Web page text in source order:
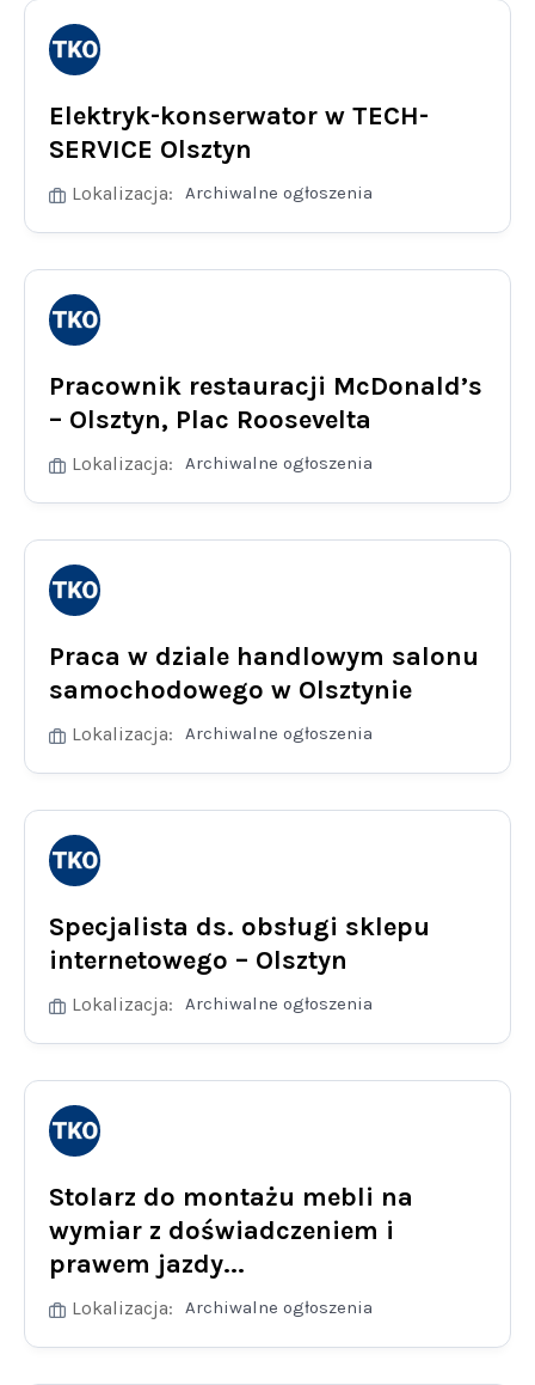
Elektryk-konserwator w TECH-
SERVICE Olsztyn
Lokalizacja: Archiwalne ogłoszenia
Pracownik restauracji McDonald’s
– Olsztyn, Plac Roosevelta
Lokalizacja: Archiwalne ogłoszenia
Praca w dziale handlowym salonu
samochodowego w Olsztynie
Lokalizacja: Archiwalne ogłoszenia
Specjalista ds. obsługi sklepu
internetowego – Olsztyn
Lokalizacja: Archiwalne ogłoszenia
Stolarz do montażu mebli na
wymiar z doświadczeniem i
prawem jazdy...
Lokalizacja: Archiwalne ogłoszenia